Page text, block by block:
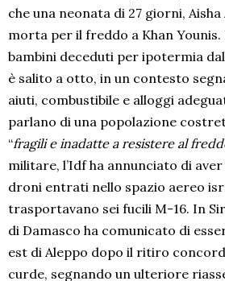
che una neonata di 27 giorni, Aisha
morta per il freddo a Khan
bambini deceduti per ipotermia
è salito a otto, in un contesto
aiuti, combustibile e alloggi
parlano di una popolazione
“fragili e inadatte a resistere al
militare, l’Idf ha annunciato di
droni entrati nello spazio aereo
trasportavano sei fucili M-16. In
di Damasco ha comunicato di
est di Aleppo dopo il ritiro
curde, segnando un ulteriore